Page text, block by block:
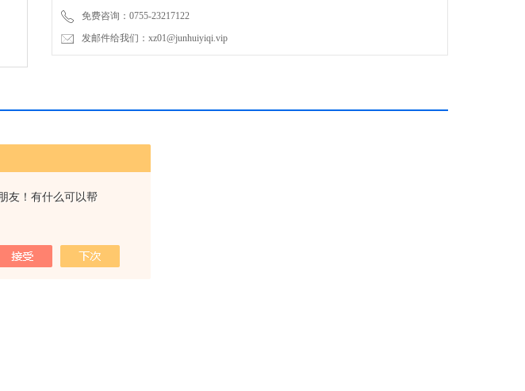
友！有什么可以帮
远程测试探头，使重复性测试或难以触及到的被测点的测试更加方便
免费咨询：0755-23217122
发邮件给我们：xz01@junhuiyiqi.vip
于多种应用
加方便
测试，提高了对人员的保护能力